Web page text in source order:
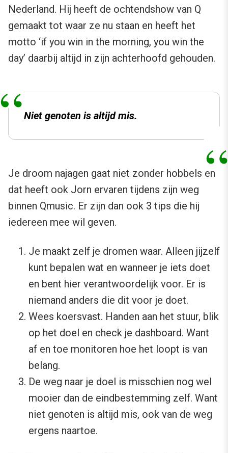
Nederland. Hij heeft de ochtendshow van Q
gemaakt tot waar ze nu staan en heeft het
motto ‘if you win in the morning, you win the
day’ daarbij altijd in zijn achterhoofd gehouden.
Niet genoten is altijd mis.
Je droom najagen gaat niet zonder hobbels en
dat heeft ook Jorn ervaren tijdens zijn weg
binnen Qmusic. Er zijn dan ook 3 tips die hij
iedereen mee wil geven.
Je maakt zelf je dromen waar. Alleen jijzelf
kunt bepalen wat en wanneer je iets doet
en bent hier verantwoordelijk voor. Er is
niemand anders die dit voor je doet.
Wees koersvast. Handen aan het stuur, blik
op het doel en check je dashboard. Want
af en toe monitoren hoe het loopt is van
belang.
De weg naar je doel is misschien nog wel
mooier dan de eindbestemming zelf. Want
niet genoten is altijd mis, ook van de weg
ergens naartoe.